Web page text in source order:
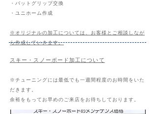
・バットグリップ交換
・ユニホーム作成
※オリジナルの加工については、お客様とご相談しなが
ら作成していきます。
スキー・スノーボード加工について
※チューニングには最低でも一週間程度のお時間をいた
だきます。
余裕をもってお早めのご来店をお待ちしております。